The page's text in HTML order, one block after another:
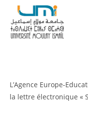
L’Agence Europe-
la lettre électronique «